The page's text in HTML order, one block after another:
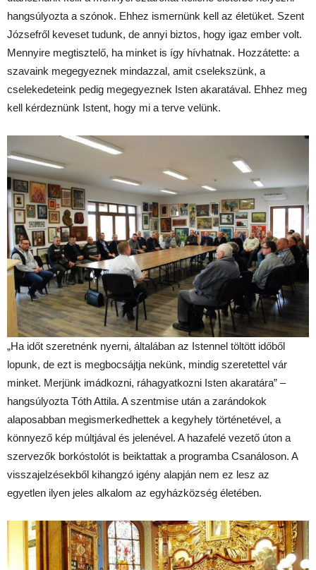
hangsúlyozta a szónok. Ehhez ismernünk kell az életüket. Szent
Józsefről keveset tudunk, de annyi biztos, hogy igaz ember volt.
Mennyire megtisztelő, ha minket is így hívhatnak. Hozzátette: a
szavaink megegyeznek mindazzal, amit cselekszünk, a
cselekedeteink pedig megegyeznek Isten akaratával. Ehhez meg
kell kérdeznünk Istent, hogy mi a terve velünk.
„Ha időt szeretnénk nyerni, általában az Istennel töltött időből
lopunk, de ezt is megbocsájtja nekünk, mindig szeretettel vár
minket. Merjünk imádkozni, ráhagyatkozni Isten akaratára” –
hangsúlyozta Tóth Attila. A szentmise után a zarándokok
alaposabban megismerkedhettek a kegyhely történetével, a
könnyező kép múltjával és jelenével. A hazafelé vezető úton a
szervezők borkóstolót is beiktattak a programba Csanáloson. A
visszajelzésekből kihangzó igény alapján nem ez lesz az
egyetlen ilyen jeles alkalom az egyházközség életében.